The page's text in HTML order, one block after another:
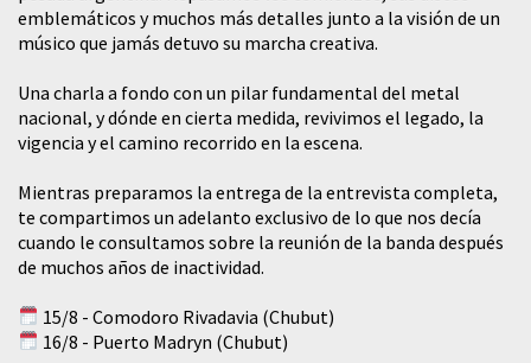
emblemáticos y muchos más detalles junto a la visión de un
músico que jamás detuvo su marcha creativa.
​Una charla a fondo con un pilar fundamental del metal
nacional, y dónde en cierta medida, revivimos el legado, la
vigencia y el camino recorrido en la escena.
Mientras preparamos la entrega de la entrevista completa,
te compartimos un adelanto exclusivo de lo que nos decía
cuando le consultamos sobre la reunión de la banda después
de muchos años de inactividad.
15/8 - Comodoro Rivadavia (Chubut)
16/8 - Puerto Madryn (Chubut)